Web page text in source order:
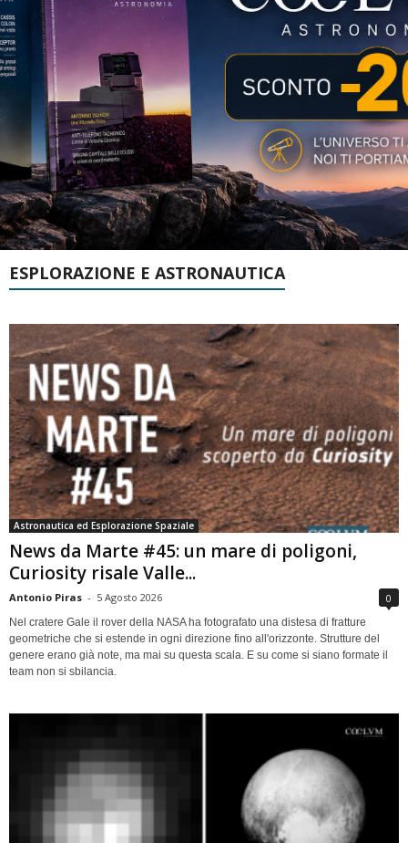
ESPLORAZIONE E ASTRONAUTICA
Astronautica ed Esplorazione Spaziale
News da Marte #45: un mare di poligoni,
Curiosity risale Valle...
Antonio Piras - 5 Agosto 2026 0
Nel cratere Gale il rover della NASA ha fotografato una distesa di fratture
geometriche che si estende in ogni direzione fino all'orizzonte. Strutture del
genere erano già note, ma mai su questa scala. E su come si siano formate il
team non si sbilancia.